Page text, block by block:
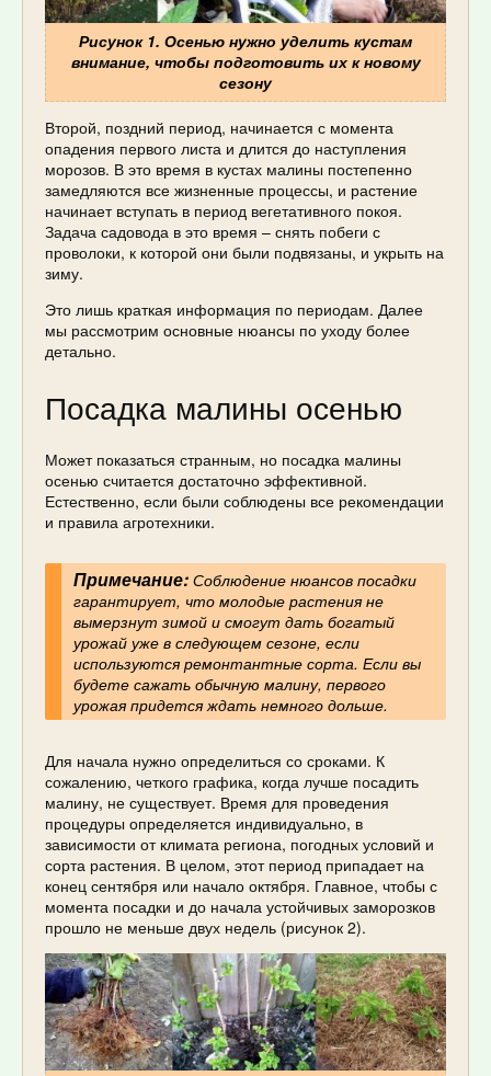
Рисунок 1. Осенью нужно уделить кустам
внимание, чтобы подготовить их к новому
сезону
Второй, поздний период, начинается с момента
опадения первого листа и длится до наступления
морозов. В это время в кустах малины постепенно
замедляются все жизненные процессы, и растение
начинает вступать в период вегетативного покоя.
Задача садовода в это время – снять побеги с
проволоки, к которой они были подвязаны, и укрыть на
зиму.
Это лишь краткая информация по периодам. Далее
мы рассмотрим основные нюансы по уходу более
детально.
Посадка малины осенью
Может показаться странным, но посадка малины
осенью считается достаточно эффективной.
Естественно, если были соблюдены все рекомендации
и правила агротехники.
Примечание:Соблюдение нюансов посадки
гарантирует, что молодые растения не
вымерзнут зимой и смогут дать богатый
урожай уже в следующем сезоне, если
используются ремонтантные сорта. Если вы
будете сажать обычную малину, первого
урожая придется ждать немного дольше.
Для начала нужно определиться со сроками. К
сожалению, четкого графика, когда лучше посадить
малину, не существует. Время для проведения
процедуры определяется индивидуально, в
зависимости от климата региона, погодных условий и
сорта растения. В целом, этот период припадает на
конец сентября или начало октября. Главное, чтобы с
момента посадки и до начала устойчивых заморозков
прошло не меньше двух недель (рисунок 2).